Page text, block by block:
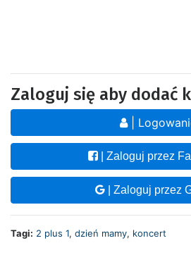
Zaloguj się aby dodać
|
| Zaloguj przez
| Zaloguj przez
Tagi: 2 plus 1, dzień mamy, koncert